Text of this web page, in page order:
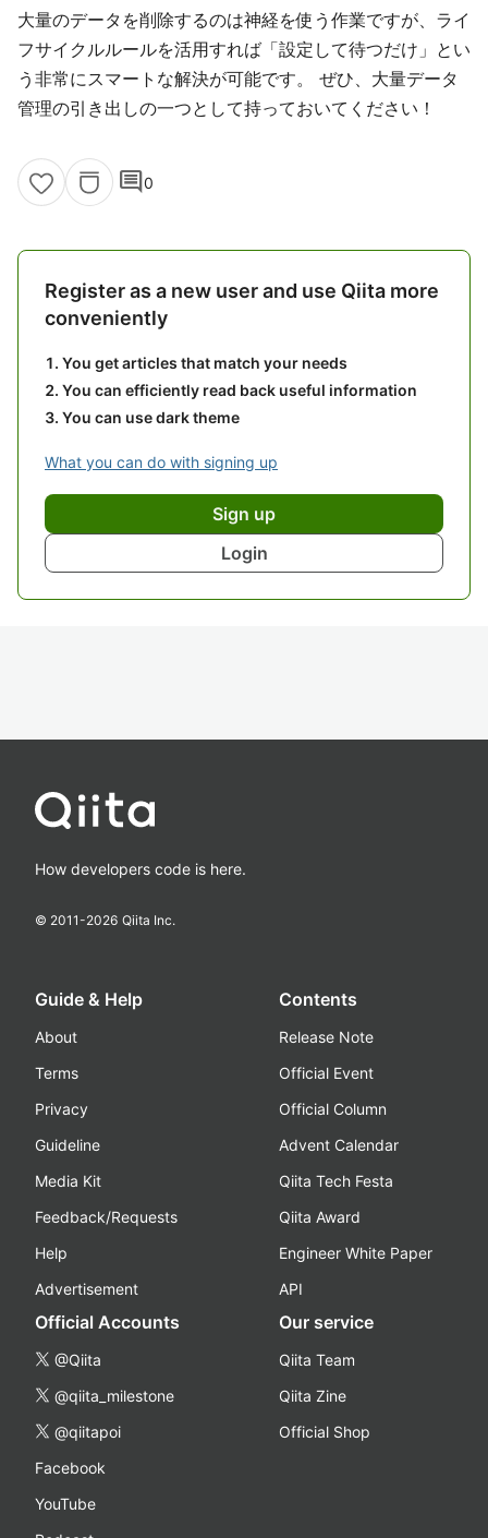
大量のデータを削除するのは神経を使う作業ですが、ライ
フサイクルルールを活用すれば「設定して待つだけ」とい
う非常にスマートな解決が可能です。 ぜひ、大量データ
管理の引き出しの一つとして持っておいてください！
comment0
Register as a new user and use Qiita more
conveniently
You get articles that match your needs
You can efficiently read back useful information
You can use dark theme
What you can do with signing up
Sign up
Login
How developers code is here.
© 2011-2026 Qiita Inc.
Guide & Help
About
Terms
Privacy
Guideline
Media Kit
Feedback/Requests
Help
Advertisement
Contents
Release Note
Official Event
Official Column
Advent Calendar
Qiita Tech Festa
Qiita Award
Engineer White Paper
API
Official Accounts
@Qiita
@qiita_milestone
@qiitapoi
Facebook
YouTube
Our service
Qiita Team
Qiita Zine
Official Shop